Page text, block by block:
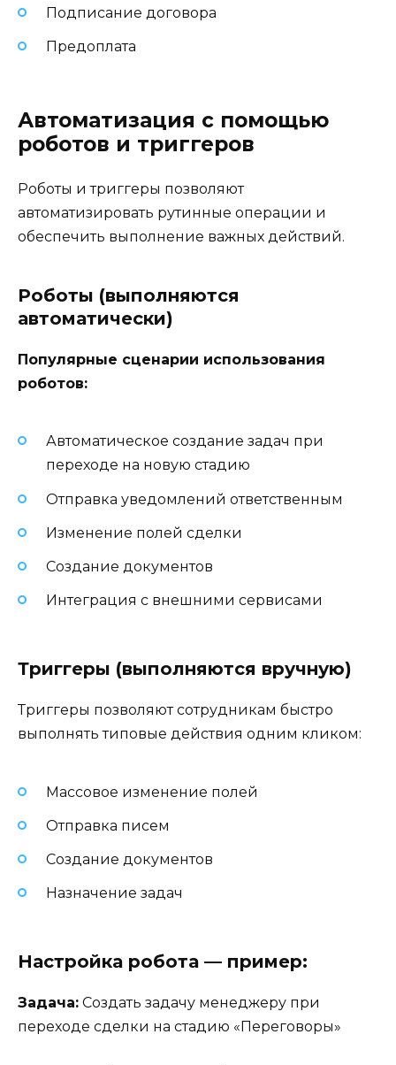
Подписание договора
Предоплата
Автоматизация с помощью
роботов и триггеров
Роботы и триггеры позволяют
автоматизировать рутинные операции и
обеспечить выполнение важных действий.
Роботы (выполняются
автоматически)
Популярные сценарии использования
роботов:
Автоматическое создание задач при
переходе на новую стадию
Отправка уведомлений ответственным
Изменение полей сделки
Создание документов
Интеграция с внешними сервисами
Триггеры (выполняются вручную)
Триггеры позволяют сотрудникам быстро
выполнять типовые действия одним кликом:
Массовое изменение полей
Отправка писем
Создание документов
Назначение задач
Настройка робота — пример:
Задача: Создать задачу менеджеру при
переходе сделки на стадию «Переговоры»